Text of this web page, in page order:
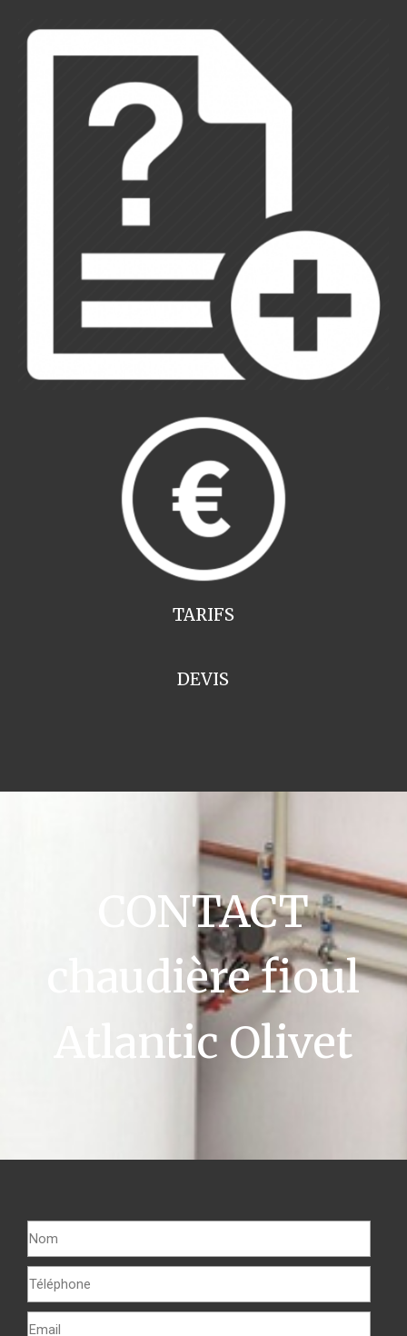
TARIFS
DEVIS
CONTACT
chaudière fioul
Atlantic Olivet